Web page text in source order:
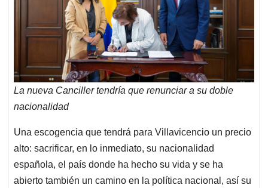
La nueva Canciller tendría que renunciar a su doble
nacionalidad
Una escogencia que tendrá para Villavicencio un precio
alto: sacrificar, en lo inmediato, su nacionalidad
española, el país donde ha hecho su vida y se ha
abierto también un camino en la política nacional, así su